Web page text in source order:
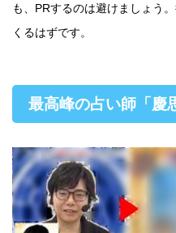
も、PRするのは避けましょう
くるはずです。
最高峰の占い師「慶